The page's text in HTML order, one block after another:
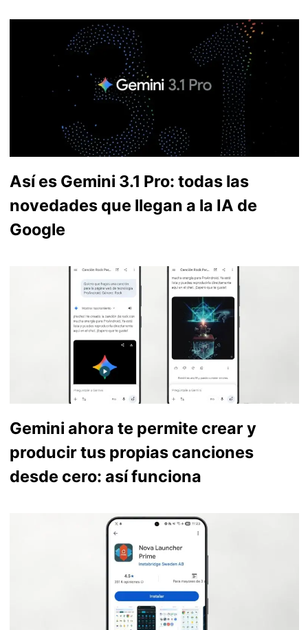
Así es Gemini 3.1 Pro: todas las
novedades que llegan a la IA de
Google
Gemini ahora te permite crear y
producir tus propias canciones
desde cero: así funciona